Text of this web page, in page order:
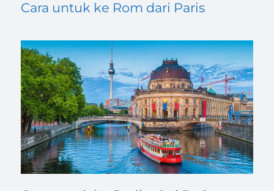
Cara untuk ke Rom dari Paris